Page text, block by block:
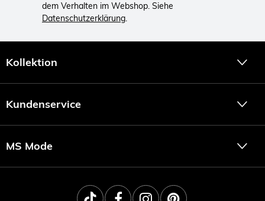
dem Verhalten im Webshop. Siehe
Datenschutzerklärung.
Kollektion
Kundenservice
MS Mode